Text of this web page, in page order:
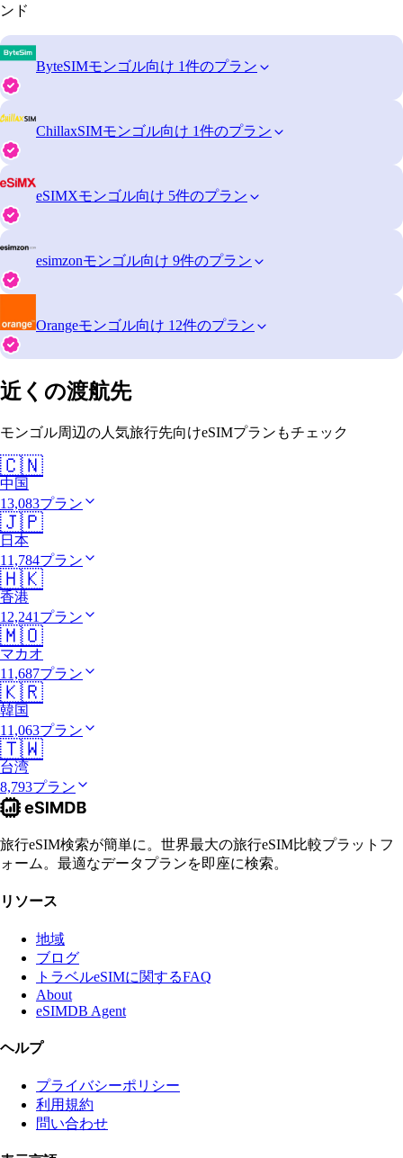
ンド
ByteSIMモンゴル向け 1件のプラン
ChillaxSIMモンゴル向け 1件のプラン
eSIMXモンゴル向け 5件のプラン
esimzonモンゴル向け 9件のプラン
Orangeモンゴル向け 12件のプラン
近くの渡航先
モンゴル周辺の人気旅行先向けeSIMプランもチェック
🇨🇳
中国
13,083プラン
🇯🇵
日本
11,784プラン
🇭🇰
香港
12,241プラン
🇲🇴
マカオ
11,687プラン
🇰🇷
韓国
11,063プラン
🇹🇼
台湾
8,793プラン
旅行eSIM検索が簡単に。世界最大の旅行eSIM比較プラットフ
ォーム。最適なデータプランを即座に検索。
リソース
地域
ブログ
トラベルeSIMに関するFAQ
About
eSIMDB Agent
ヘルプ
プライバシーポリシー
利用規約
問い合わせ